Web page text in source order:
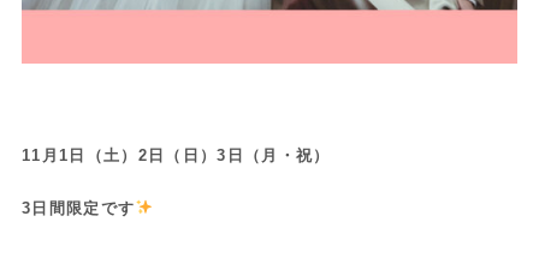
11月1日（土）2日（日）3日（月・祝）
3日間限定です